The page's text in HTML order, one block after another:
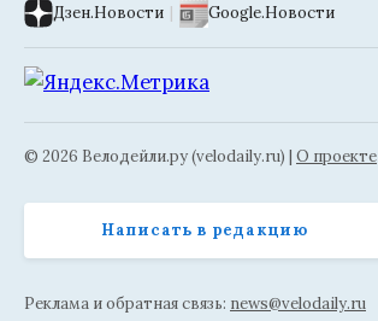
Дзен.Новости | Google.Новости
© 2026 Велодейли.ру (velodaily.ru) | О проекте
Написать в редакцию
Реклама и обратная связь: news@velodaily.ru